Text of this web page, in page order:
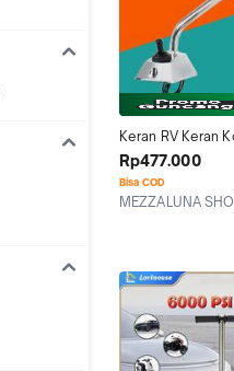
Keran RV Keran
Listrik Keran Bar
Air Otomatis
Air Sistem Air RV
Rp477.000
Bisa COD
MEZZALUNA